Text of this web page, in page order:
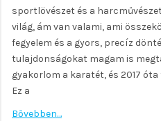
sportlövészet és a
világ, ám van valami, ami
fegyelem és a gyors, precíz
tulajdonságokat magam is
gyakorlom a karatét, és 2017
Ez a
Bővebben…